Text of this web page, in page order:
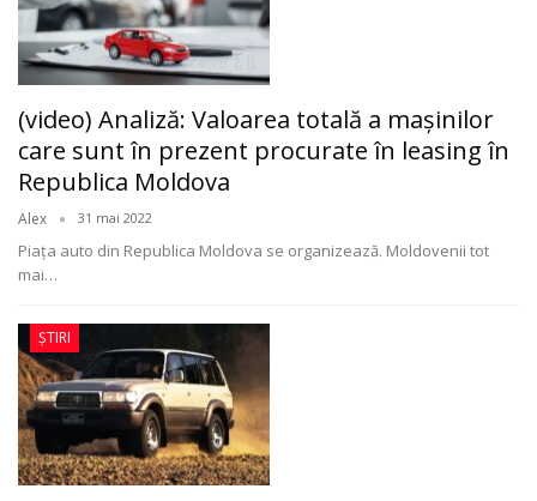
(video) Analiză: Valoarea totală a mașinilor
care sunt în prezent procurate în leasing în
Republica Moldova
Alex 31 mai 2022
Piața auto din Republica Moldova se organizează. Moldovenii tot
mai…
ȘTIRI